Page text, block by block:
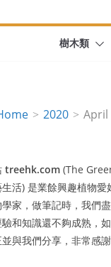
樹木類
2020 April
treehk.com (The
活) 是業餘興趣植物愛
家，做筆記時，我們
和知識還不夠成熟，
與我們分享，非常感